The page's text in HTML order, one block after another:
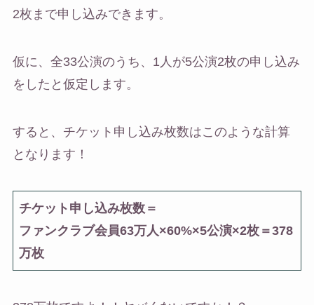
2枚まで申し込みできます。
仮に、全33公演のうち、1人が5公演2枚の申し込み
をしたと仮定します。
すると、チケット申し込み枚数はこのような計算
となります！
チケット申し込み枚数＝
ファンクラブ会員63万人×60%×5公演×2枚＝378
万枚